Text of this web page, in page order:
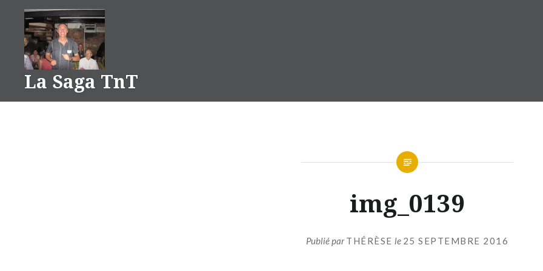
contenu
La Saga TnT
img_0139
Publié parTHÉRÈSE le 25 SEPTEMBRE 2016